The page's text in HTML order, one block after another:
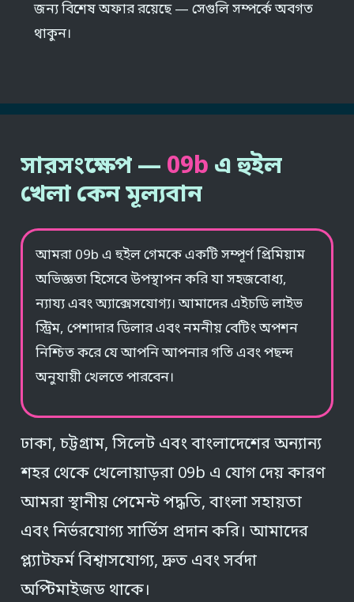
জন্য বিশেষ অফার রয়েছে — সেগুলি সম্পর্কে অবগত
থাকুন।
সারসংক্ষেপ — 09b এ হুইল
খেলা কেন মূল্যবান
আমরা 09b এ হুইল গেমকে একটি সম্পূর্ণ প্রিমিয়াম
অভিজ্ঞতা হিসেবে উপস্থাপন করি যা সহজবোধ্য,
ন্যায্য এবং অ্যাক্সেসযোগ্য। আমাদের এইচডি লাইভ
স্ট্রিম, পেশাদার ডিলার এবং নমনীয় বেটিং অপশন
নিশ্চিত করে যে আপনি আপনার গতি এবং পছন্দ
অনুযায়ী খেলতে পারবেন।
ঢাকা, চট্টগ্রাম, সিলেট এবং বাংলাদেশের অন্যান্য
শহর থেকে খেলোয়াড়রা 09b এ যোগ দেয় কারণ
আমরা স্থানীয় পেমেন্ট পদ্ধতি, বাংলা সহায়তা
এবং নির্ভরযোগ্য সার্ভিস প্রদান করি। আমাদের
প্ল্যাটফর্ম বিশ্বাসযোগ্য, দ্রুত এবং সর্বদা
অপ্টিমাইজড থাকে।